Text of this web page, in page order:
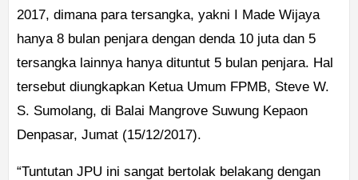
2017, dimana para tersangka, yakni I Made Wijaya
hanya 8 bulan penjara dengan denda 10 juta dan 5
tersangka lainnya hanya dituntut 5 bulan penjara. Hal
tersebut diungkapkan Ketua Umum FPMB, Steve W.
S. Sumolang, di Balai Mangrove Suwung Kepaon
Denpasar, Jumat (15/12/2017).
“Tuntutan JPU ini sangat bertolak belakang dengan